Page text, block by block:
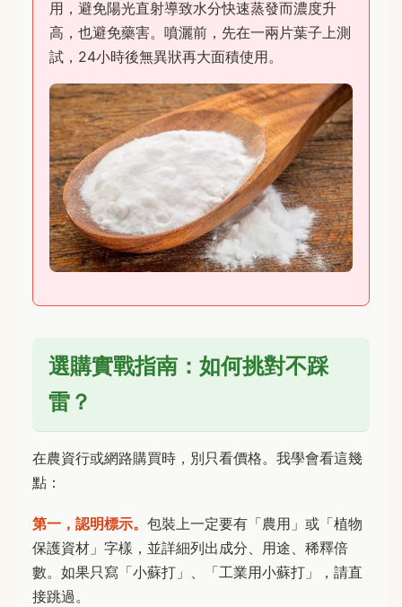
用，避免陽光直射導致水分快速蒸發而濃度升
高，也避免藥害。噴灑前，先在一兩片葉子上測
試，24小時後無異狀再大面積使用。
選購實戰指南：如何挑對不踩
雷？
在農資行或網路購買時，別只看價格。我學會看這幾
點：
第一，認明標示。 包裝上一定要有「農用」或「植物
保護資材」字樣，並詳細列出成分、用途、稀釋倍
數。如果只寫「小蘇打」、「工業用小蘇打」，請直
接跳過。